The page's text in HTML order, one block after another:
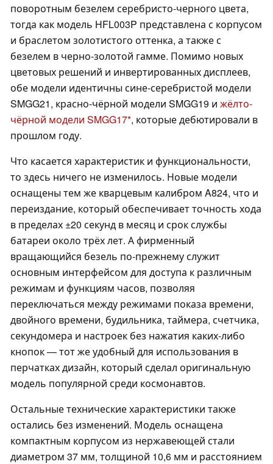
поворотным безелем серебристо-черного цвета,
тогда как модель HFL003P представлена с корпусом
и браслетом золотистого оттенка, а также с
безелем в черно-золотой гамме. Помимо новых
цветовых решений и инвертированных дисплеев,
обе модели идентичны сине-серебристой модели
SMGG21, красно-чёрной модели SMGG19 и жёлто-
чёрной модели SMGG17 , которые дебютировали в
прошлом году.
Что касается характеристик и функциональности,
то здесь ничего не изменилось. Новые модели
оснащены тем же кварцевым калибром A824, что и
переиздание, который обеспечивает точность хода
в пределах ±20 секунд в месяц и срок службы
батареи около трёх лет. А фирменный
вращающийся безель по-прежнему служит
основным интерфейсом для доступа к различным
режимам и функциям часов, позволяя
переключаться между режимами показа времени,
двойного времени, будильника, таймера, счетчика,
секундомера и настроек без нажатия каких-либо
кнопок — тот же удобный для использования в
перчатках дизайн, который сделал оригинальную
модель популярной среди космонавтов.
Остальные технические характеристики также
остались без изменений. Модель оснащена
компактным корпусом из нержавеющей стали
диаметром 37 мм, толщиной 10,6 мм и расстоянием